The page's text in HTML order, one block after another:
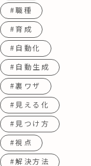
#職種
#育成
#自動化
#自動生成
#裏ワザ
#見える化
#見つけ方
#視点
#解決方法